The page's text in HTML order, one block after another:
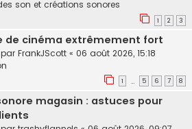
son et créations sonores
1 2 3
de cinéma extrêmement fort
FrankJScott « 06 août 2026, 15:18
1 … 5 6 7 8
magasin : astuces pour